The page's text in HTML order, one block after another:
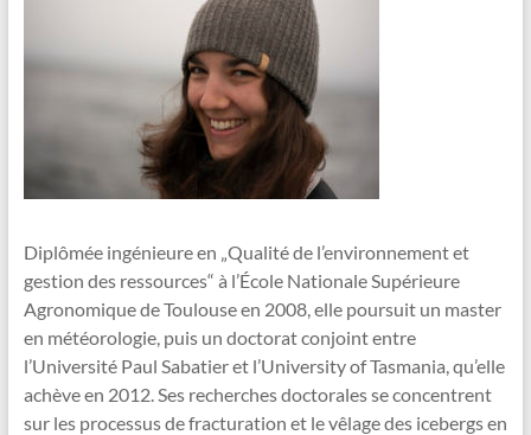
Diplômée ingénieure en „Qualité de l’environnement et
gestion des ressources“ à l’École Nationale Supérieure
Agronomique de Toulouse en 2008, elle poursuit un master
en météorologie, puis un doctorat conjoint entre
l’Université Paul Sabatier et l’University of Tasmania, qu’elle
achève en 2012. Ses recherches doctorales se concentrent
sur les processus de fracturation et le vêlage des icebergs en